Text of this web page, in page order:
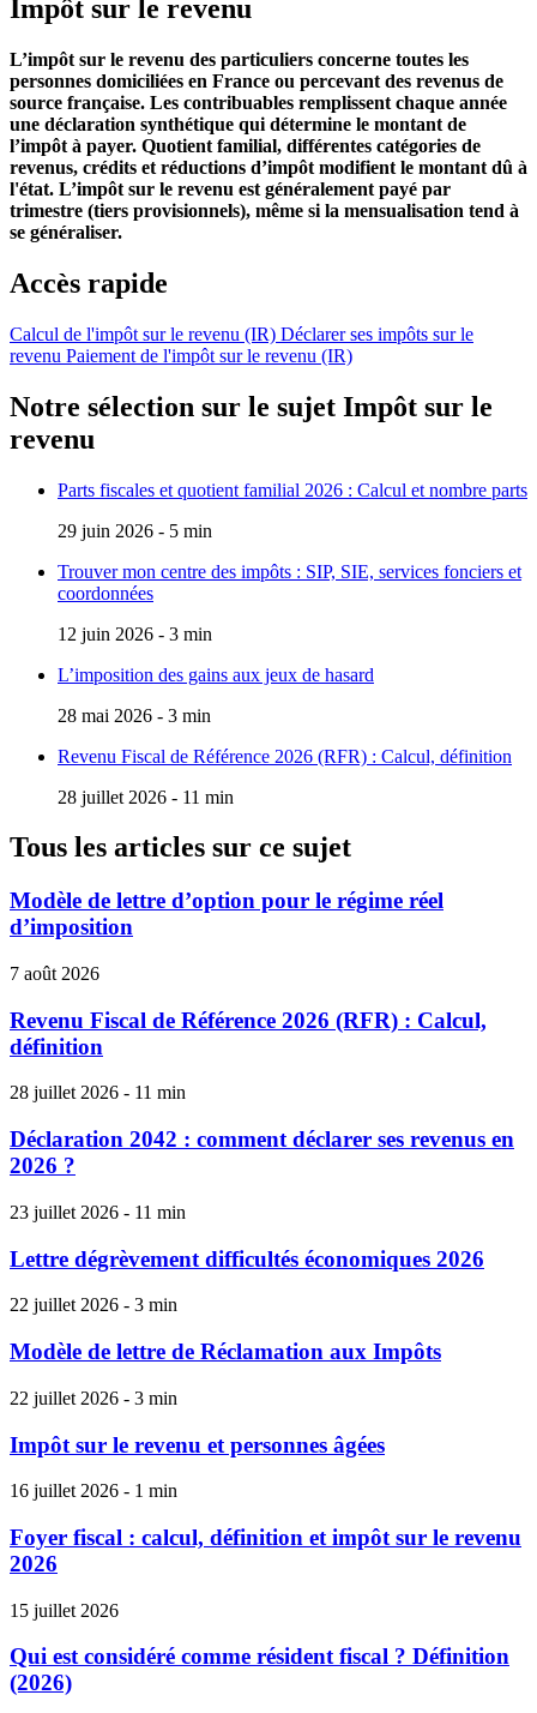
Impôt sur le revenu
L’impôt sur le revenu des particuliers concerne toutes les
personnes domiciliées en France ou percevant des revenus de
source française. Les contribuables remplissent chaque année
une déclaration synthétique qui détermine le montant de
l’impôt à payer. Quotient familial, différentes catégories de
revenus, crédits et réductions d’impôt modifient le montant dû à
l'état. L’impôt sur le revenu est généralement payé par
trimestre (tiers provisionnels), même si la mensualisation tend à
se généraliser.
Accès rapide
Calcul de l'impôt sur le revenu (IR) Déclarer ses impôts sur le
revenu Paiement de l'impôt sur le revenu (IR)
Notre sélection sur le sujet Impôt sur le
revenu
Parts fiscales et quotient familial 2026 : Calcul et nombre parts
29 juin 2026 - 5 min
Trouver mon centre des impôts : SIP, SIE, services fonciers et
coordonnées
12 juin 2026 - 3 min
L’imposition des gains aux jeux de hasard
28 mai 2026 - 3 min
Revenu Fiscal de Référence 2026 (RFR) : Calcul, définition
28 juillet 2026 - 11 min
Tous les articles sur ce sujet
Modèle de lettre d’option pour le régime réel
d’imposition
7 août 2026
Revenu Fiscal de Référence 2026 (RFR) : Calcul,
définition
28 juillet 2026 - 11 min
Déclaration 2042 : comment déclarer ses revenus en
2026 ?
23 juillet 2026 - 11 min
Lettre dégrèvement difficultés économiques 2026
22 juillet 2026 - 3 min
Modèle de lettre de Réclamation aux Impôts
22 juillet 2026 - 3 min
Impôt sur le revenu et personnes âgées
16 juillet 2026 - 1 min
Foyer fiscal : calcul, définition et impôt sur le revenu
2026
15 juillet 2026
Qui est considéré comme résident fiscal ? Définition
(2026)